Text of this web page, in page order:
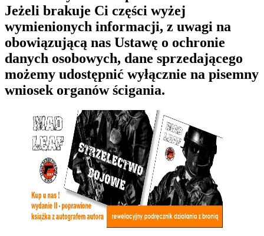
Jeżeli brakuje Ci części wyżej
wymienionych informacji, z uwagi na
obowiązującą nas Ustawę o ochronie
danych osobowych, dane sprzedającego
możemy udostępnić wyłącznie na pisemny
wniosek organów ścigania.